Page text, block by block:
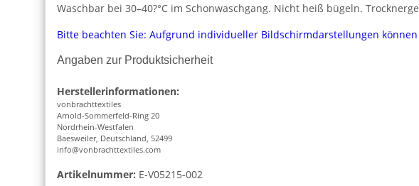
Waschbar bei 30–40?°C im Schonwaschgang. Nicht heiß bügeln.
Bitte beachten Sie: Aufgrund individueller Bildschirmdarstellungen
Angaben zur Produktsicherheit
Herstellerinformationen:
vonbrachttextiles
Arnold-Sommerfeld-Ring 20
Nordrhein-Westfalen
Baesweiler, Deutschland, 52499
info@vonbrachttextiles.com
Artikelnummer: E-V05215-002